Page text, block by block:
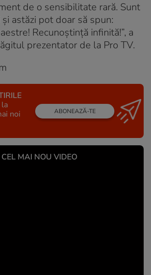
de o sensibilitate rară. Sunt
astăzi pot doar să spun:
Recunoștință infinită!”, a
prezentator de la Pro TV.
noi
ABONEAZĂ-TE
MAI NOU VIDEO